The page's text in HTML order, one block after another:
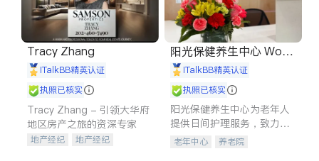
Tracy Zhang
iTalkBB精英认证
执照已核实
Tracy Zhang - 引领大华府
地区房产之旅的资深专家
地产经纪
地产经纪
阳光保健养生中心 World
shine
iTalkBB精英认证
执照已核实
阳光保健养生中心为老年人
提供日间护理服务，致力于
通过持续的护理创新来有效
老年中心 养老院